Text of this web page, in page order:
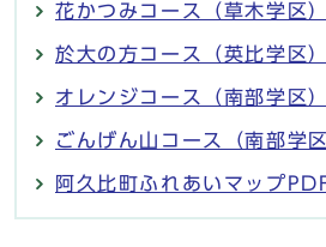
花かつみコース（草木学区
於大の方コース（英比学区
オレンジコース（南部学区
ごんげん山コース（南部学
阿久比町ふれあいマップ